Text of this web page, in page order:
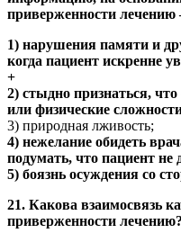
приверженности лечению
1) нарушения памяти и
когда пациент искренне
+
2) стыдно признаться,
или физические
3) природная лживость;
4) нежелание обидеть
подумать, что пациент не
5) боязнь осуждения со
21. Какова взаимосвязь
приверженности лечению?